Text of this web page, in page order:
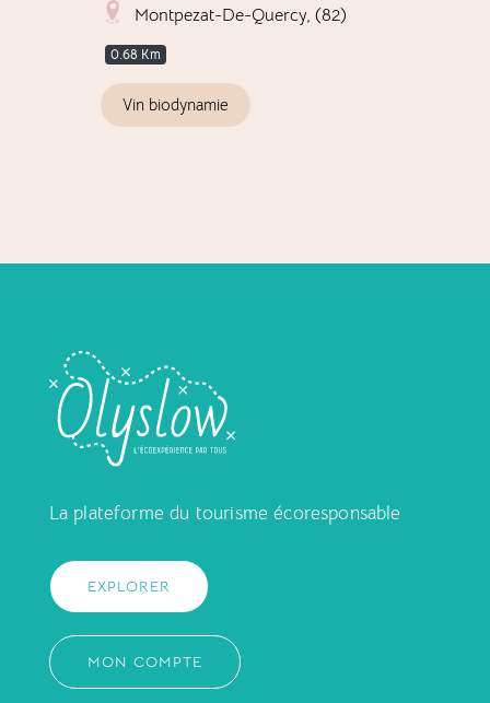
Montpezat-De-Quercy, (82)
0.68 Km
Vin biodynamie
La plateforme du tourisme écoresponsable
EXPLORER
MON COMPTE